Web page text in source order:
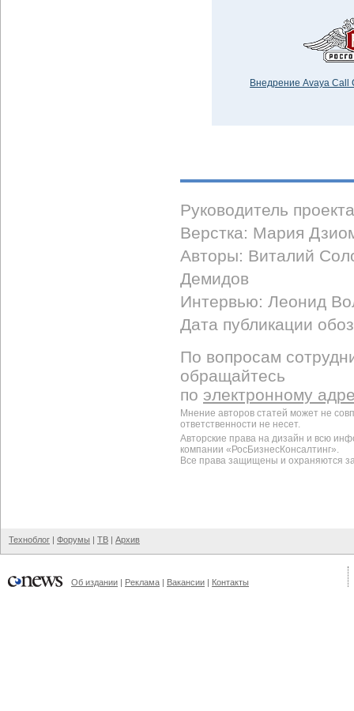
Внедрение Avaya Call
Руководитель
Верстка: Мария
Авторы: Виталий
Демидов
Интервью: Леонид
Дата публикации
По вопросам
обращайтесь
по электронному
Мнение авторов статей может не
ответственности не несет.
Авторские права на дизайн и всю
компании «РосБизнесКонсалтинг».
Все права защищены и охраняются
Техноблог | Форумы | ТВ | Архив
Об издании | Реклама | Вакансии | Контакты